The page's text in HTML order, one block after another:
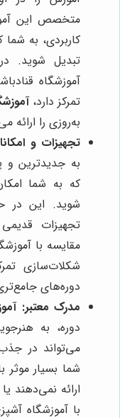
متخصص این
کاربردی، به
تبدیل شوید.
آموزشگاه
تمرکز دارد،
به‌روزی را ارائه
تجهیزات و
به جدیدترین و
که به شما
شوید. این در
تجهیزات
مقایسه با
شکلات‌سازی
دوره‌های
مدرک معتبر:
دوره، به
می‌تواند در
شما بسیار موثر
ارائه نمی‌دهند
با آموزشگاه